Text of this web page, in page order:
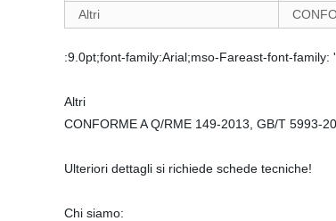
Altri
:9.0pt;font-family:Arial;mso-Fareast-font-family:
Altri
CONFORME A Q/RME 149-2013, GB/T 5993-
Ulteriori dettagli si richiede schede tecniche!
Chi siamo: